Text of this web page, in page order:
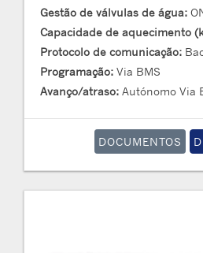
Gestão de válvulas de água:
Capacidade de aquecimento
Protocolo de comunicação:
Programação: Via BMS
Avanço/atraso: Autónomo Via
DOCUMENTOS